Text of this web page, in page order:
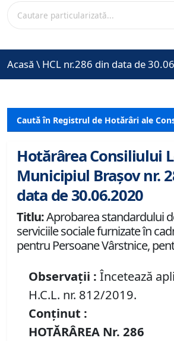
Acasă \ HCL nr.286 din data de
Caută în Registrul de Hotărâri ale
Hotărârea Consiliului
Municipiul Brașov nr.
data de 30.06.2020
Titlu:Aprobarea standardului
serviciile sociale furnizate în
pentru Persoane Vârstnice,
Observații : Încetează
H.C.L. nr. 812/2019.
Conținut :
HOTĂRÂREA Nr. 286